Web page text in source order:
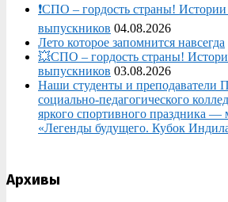
❗СПО – гордость страны!
выпускников 04.08.2026
Лето которое запомнится навсегда
💥СПО – гордость страны!
выпускников 03.08.2026
Наши студенты и преподаватели
социально‑педагогического
яркого спортивного праздника —
«Легенды будущего. Кубок
Архивы